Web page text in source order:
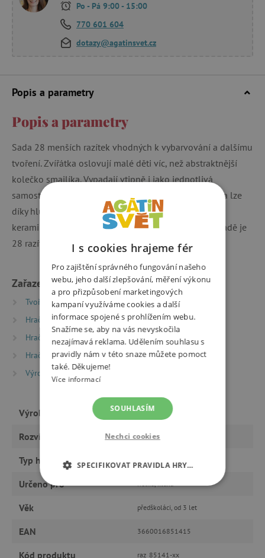
Po - Pá 9:00 - 15:00
770 601 604
dotazy@agatinsvet.cz
Popis a parametry
Popis a parametry
Sada 28 menších razítek vhodných k vybarvování a dalšímu
tvoření. Zvířátka oslovují malé děti víc, než abstraktnější
kolečko smajlíka. Vypadají vtipně i jako jednotlivá
samostatná razítka jako doplněk na přáníčka.. Razítka lze
díky hluboké textuře využít i na potisk textilu, či do
keramiky, samotvdnoucích hmot, modelín a fima. V sadě je
28 razítek a razítkovací polštářek.
Zařazeno v kategoriích
Tvoření Razítka
Ostatní dětská razítka
Hračky dle věku
Hry a hračky pro děti od 3 let
Hračky dle věku
Hry a hračky pro předškoláky
Hračky dle typu
Výrobci
Aladine
Výrobce Aladine
Rozvíjí tvořivost, fantazii, motoriku
Typ hračky
Určeno pro
Věk předškoláci, od 3 let
EAN 3660016851415
Kód produktu raz_85141-xx
I s cookies hrajeme fér
Pro zajištění správného fungování našeho
webu, jeho další zlepšování, měření výkonu
a pro přizpůsobení marketingových
kampaní využíváme cookies a další
informace spojené s prohlížením webu.
Snažíme se, aby na vás nevyskočila
nezajímavá reklama. Udělením souhlasu s
pravidly nám v této snaze můžete pomoct
také. Děkujeme!
Více informací
SOUHLASÍM
Nechci cookies
SPECIFIKOVAT PRAVIDLA HRY…
NEZBYTNĚ NUTNÉ COOKIES